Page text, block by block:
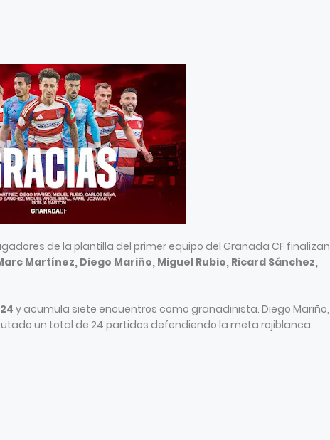
de la plantilla del primer equipo del Granada CF finalizan
Martínez, Diego Mariño, Miguel Rubio, Ricard Sánchez,
y acumula siete encuentros como granadinista. Diego Mariño,
un total de 24 partidos defendiendo la meta rojiblanca.